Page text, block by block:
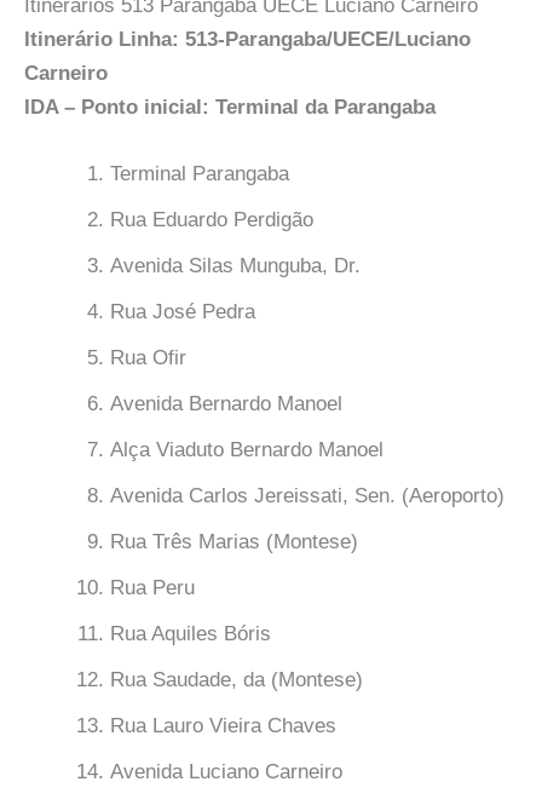
Itinerários 513 Parangaba UECE Luciano Carneiro
Itinerário Linha: 513-Parangaba/UECE/Luciano
Carneiro
IDA – Ponto inicial: Terminal da Parangaba
Terminal Parangaba
Rua Eduardo Perdigão
Avenida Silas Munguba, Dr.
Rua José Pedra
Rua Ofir
Avenida Bernardo Manoel
Alça Viaduto Bernardo Manoel
Avenida Carlos Jereissati, Sen. (Aeroporto)
Rua Três Marias (Montese)
Rua Peru
Rua Aquiles Bóris
Rua Saudade, da (Montese)
Rua Lauro Vieira Chaves
Avenida Luciano Carneiro